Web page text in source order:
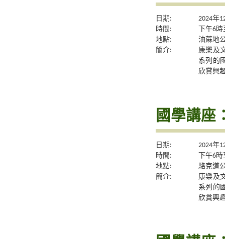
日期:
2024年
時間:
下午6
地點:
油蔴地
簡介:
康樂及
系列的
欣賞興
國學講座
日期:
2024年
時間:
下午6
地點:
駱克道
簡介:
康樂及
系列的
欣賞興